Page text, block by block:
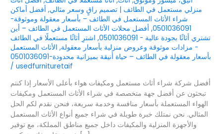
منزلي مستعمل في الطائف | تصميم راقٍ وسعر مثالي, أفضل أماكن
شراء الأثاث المستعمل في الطائف – بأسعار معقولة وموثوقة-
0501036091
, أفضل محلات الأثاث المستعمل في الطائف – أين
تشتري أثاثًا بجودة عالية - 0501036091
, اشترِ أثاثًا مستعملًا في الطائف
- مزادات موثوقة وعروض منزلية بأسعار معقولة, الأثاث المستعمل
بأسعار معقولة في الطائف – حياة أنيقة بميزانية محدودة-0501036091
/usedfurnituretaif
أفضل شركة شراء أثاث مستعمل ومكيفات هواء بأعلى الأسعار إذا كنتم
تبحثون عن أفضل جهة متخصصة في شراء الأثاث المستعمل ومكيفات
الهواء المستعملة بأسعار منافسة وخدمة سريعة، فنحن نقدم لكم الحل
المثالي. نحن نمتلك خبرة طويلة في شراء جميع أنواع الأثاث المستعمل
والأجهزة المنزلية والمكيفات داخل جميع مناطق المملكة، مع توفير